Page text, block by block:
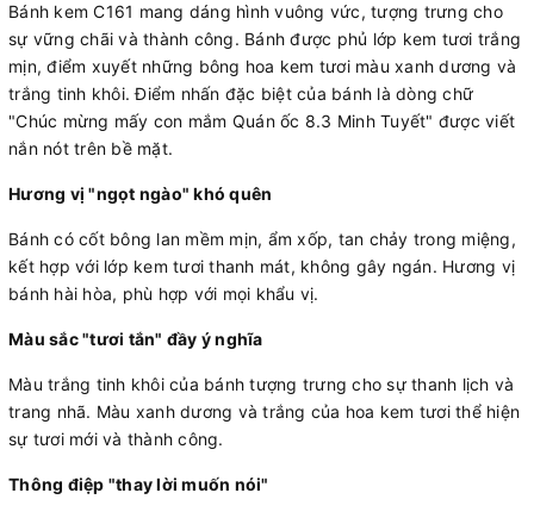
Bánh kem C161 mang dáng hình vuông vức, tượng trưng cho
sự vững chãi và thành công. Bánh được phủ lớp kem tươi trắng
mịn, điểm xuyết những bông hoa kem tươi màu xanh dương và
trắng tinh khôi. Điểm nhấn đặc biệt của bánh là dòng chữ
"Chúc mừng mấy con mắm Quán ốc 8.3 Minh Tuyết" được viết
nắn nót trên bề mặt.
Hương vị "ngọt ngào" khó quên
Bánh có cốt bông lan mềm mịn, ẩm xốp, tan chảy trong miệng,
kết hợp với lớp kem tươi thanh mát, không gây ngán. Hương vị
bánh hài hòa, phù hợp với mọi khẩu vị.
Màu sắc "tươi tắn" đầy ý nghĩa
Màu trắng tinh khôi của bánh tượng trưng cho sự thanh lịch và
trang nhã. Màu xanh dương và trắng của hoa kem tươi thể hiện
sự tươi mới và thành công.
Thông điệp "thay lời muốn nói"